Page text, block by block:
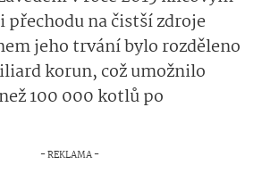
na čistší zdroje
jeho trvání bylo rozděleno
korun, což umožnilo
100 000 kotlů po